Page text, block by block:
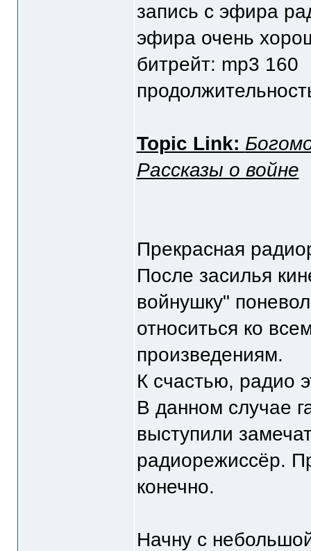
запись с эфира
эфира очень
битрейт: mp3 160
Topic Link:
Рассказы о войне
Прекрасная
После засилья
войнушку"
относиться ко
произведениям.
К счастью, радио
В данном случае
выступили
радиорежиссёр.
конечно.
Начну с